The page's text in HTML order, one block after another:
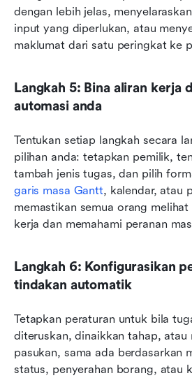
dengan lebih jelas,
input yang diperlukan, atau
maklumat dari satu peringkat ke
Langkah 5: Bina aliran kerja
automasi anda
Tentukan setiap langkah secara
pilihan anda: tetapkan pemilik,
garis masa Gantt, kalendar, atau
memastikan semua orang melihat
kerja dan memahami peranan
Langkah 6: Konfigurasikan
tindakan automatik
Tetapkan peraturan untuk bila
diteruskan, dinaikkan tahap, atau
pasukan, sama ada berdasarkan
status, penyerahan borang, atau